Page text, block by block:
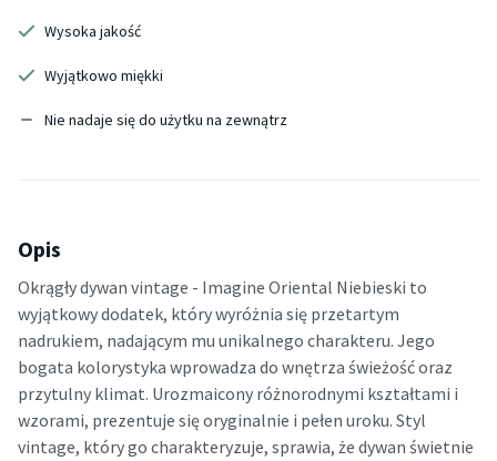
Wysoka jakość
Wyjątkowo miękki
Nie nadaje się do użytku na zewnątrz
Opis
Okrągły dywan vintage - Imagine Oriental Niebieski to
wyjątkowy dodatek, który wyróżnia się przetartym
nadrukiem, nadającym mu unikalnego charakteru. Jego
bogata kolorystyka wprowadza do wnętrza świeżość oraz
przytulny klimat. Urozmaicony różnorodnymi kształtami i
wzorami, prezentuje się oryginalnie i pełen uroku. Styl
vintage, który go charakteryzuje, sprawia, że dywan świetnie